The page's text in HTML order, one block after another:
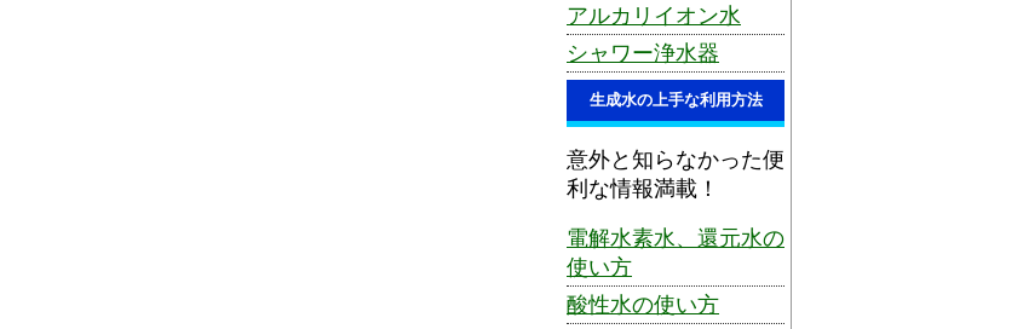
アルカリイオン水
シャワー浄水器
生成水の上手な利用方法
意外と知らなかった便
利な情報満載！
電解水素水、還元水の
使い方
酸性水の使い方